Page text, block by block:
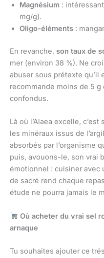
Magnésium :
mg/g).
Oligo-éléments :
En revanche, son taux de
mer (environ 38 %). Ne
abuser sous prétexte qu’il
recommande moins de 5
confondus.
Là où l’Alaea excelle, c’est
les minéraux issus de
absorbés par l’organisme
puis, avouons-le, son vrai
émotionnel : cuisiner avec
de sacré rend chaque
étude ne pourra jamais le
Où acheter du vrai sel
arnaque
Tu souhaites ajouter ce